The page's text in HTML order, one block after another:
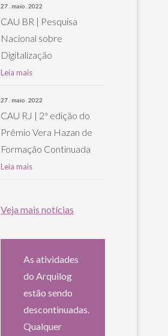
27 . maio . 2022
CAU BR | Pesquisa
Nacional sobre
Digitalização
Leia mais
27 . maio . 2022
CAU RJ | 2ª edição do
Prêmio Vera Hazan de
Formação Continuada
Leia mais
Veja mais notícias
As atividades
do Arquilog
estão sendo
descontinuadas.
Qualquer